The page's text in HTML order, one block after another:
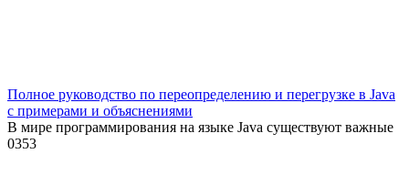
Полное руководство по переопределению и перегрузке в Java
с примерами и объяснениями
В мире программирования на языке Java существуют важные
0353